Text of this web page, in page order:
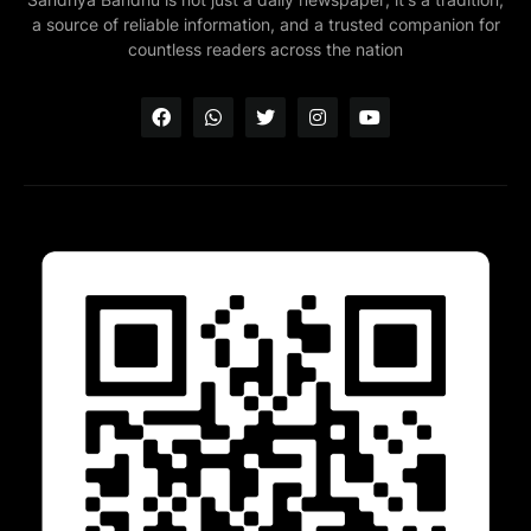
a source of reliable information, and a trusted companion for
countless readers across the nation